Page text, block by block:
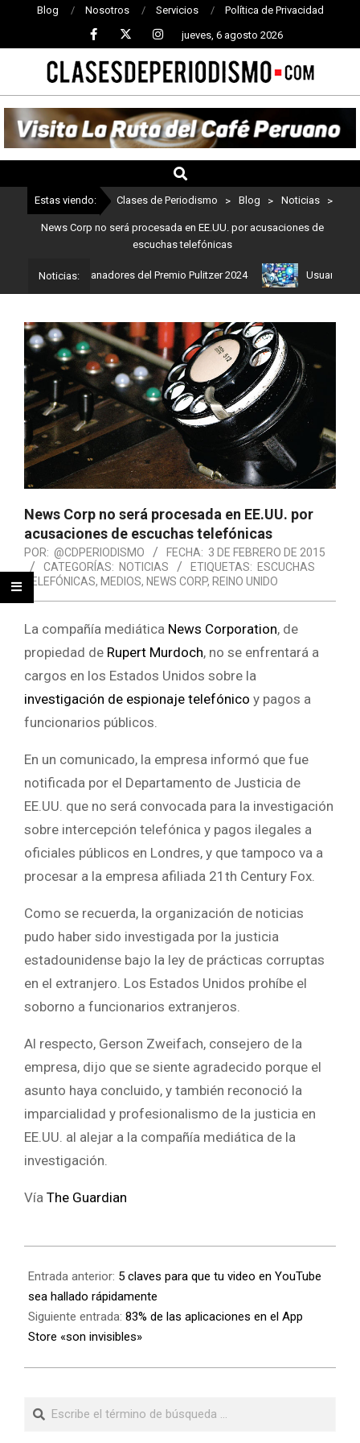
Blog Nosotros Servicios Política de Privacidad
jueves, 6 agosto 2026
CLASES
DE
PERIODISMO
Estas viendo: Clases de Periodismo > Blog > Noticias >
News Corp no será procesada en EE.UU. por acusaciones de
escuchas telefónicas
Noticias:
son los ganadores del Premio Pulitzer 2024 Usuarios de
News Corp no será procesada en EE.UU. por
acusaciones de escuchas telefónicas
POR: @CDPERIODISMO FECHA: 3 DE FEBRERO DE 2015
CATEGORÍAS: NOTICIAS ETIQUETAS: ESCUCHAS
TELEFÓNICAS, MEDIOS, NEWS CORP, REINO UNIDO
La compañía mediática News Corporation, de
propiedad de Rupert Murdoch, no se enfrentará a
cargos en los Estados Unidos sobre la
investigación de espionaje telefónico y pagos a
funcionarios públicos.
En un comunicado, la empresa informó que fue
notificada por el Departamento de Justicia de
EE.UU. que no será convocada para la investigación
sobre intercepción telefónica y pagos ilegales a
oficiales públicos en Londres, y que tampoco va a
procesar a la empresa afiliada 21th Century Fox.
Como se recuerda, la organización de noticias
pudo haber sido investigada por la justicia
estadounidense bajo la ley de prácticas corruptas
en el extranjero. Los Estados Unidos prohíbe el
soborno a funcionarios extranjeros.
Al respecto, Gerson Zweifach, consejero de la
empresa, dijo que se siente agradecido porque el
asunto haya concluido, y también reconoció la
imparcialidad y profesionalismo de la justicia en
EE.UU. al alejar a la compañía mediática de la
investigación.
Vía The Guardian
Entrada anterior: 5 claves para que tu video en YouTube
sea hallado rápidamente
Siguiente entrada: 83% de las aplicaciones en el App
Store «son invisibles»